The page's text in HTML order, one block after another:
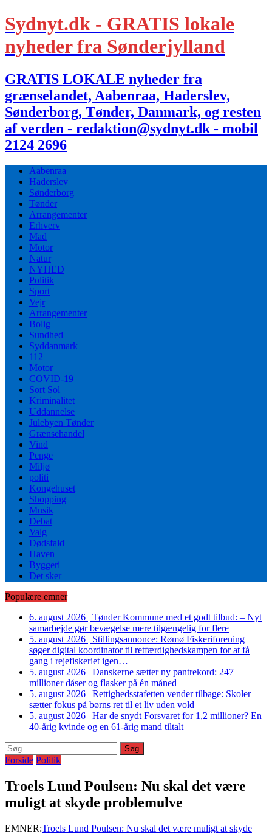
Sydnyt.dk - GRATIS lokale
nyheder fra Sønderjylland
GRATIS LOKALE nyheder fra
grænselandet, Aabenraa, Haderslev,
Sønderborg, Tønder, Danmark, og resten
af verden - redaktion@sydnyt.dk - mobil
2124 2696
Aabenraa
Haderslev
Sønderborg
Tønder
Arrangementer
Erhverv
Mad
Motor
Natur
NYHED
Politik
Sport
Vejr
Arrangementer
Bolig
Sundhed
Syddanmark
112
Motor
COVID-19
Sort Sol
Kriminalitet
Uddannelse
Julebyen Tønder
Grænsehandel
Vind
Penge
Miljø
politi
Kongehuset
Shopping
Musik
Debat
Valg
Dødsfald
Haven
Byggeri
Det sker
Populære emner
6. august 2026 | Tønder Kommune med et godt tilbud: – Nyt
samarbejde gør bevægelse mere tilgængelig for flere
5. august 2026 | Stillingsannonce: Rømø Fiskeriforening
søger digital koordinator til retfærdighedskampen for at få
gang i rejefiskeriet igen…
5. august 2026 | Danskerne sætter ny pantrekord: 247
millioner dåser og flasker på én måned
5. august 2026 | Rettighedsstafetten vender tilbage: Skoler
sætter fokus på børns ret til et liv uden vold
5. august 2026 | Har de snydt Forsvaret for 1,2 millioner? En
40-årig kvinde og en 61-årig mand tiltalt
Søg
efter:
Forside Politik
Troels Lund Poulsen: Nu skal det være
muligt at skyde problemulve
EMNER:Troels Lund Poulsen: Nu skal det være muligt at skyde